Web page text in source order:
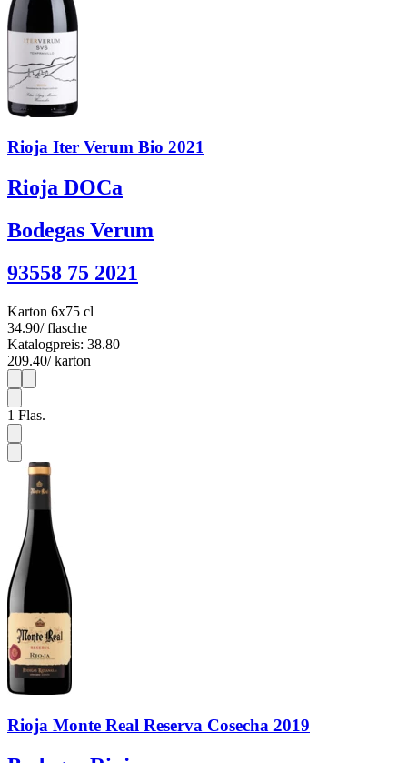
Rioja Iter Verum Bio 2021
Rioja DOCa
Bodegas Verum
93558 75 2021
Karton 6x75 cl
34.90/ flasche
Katalogpreis: 38.80
209.40/ karton
1
1 Flas.
Rioja Monte Real Reserva Cosecha 2019